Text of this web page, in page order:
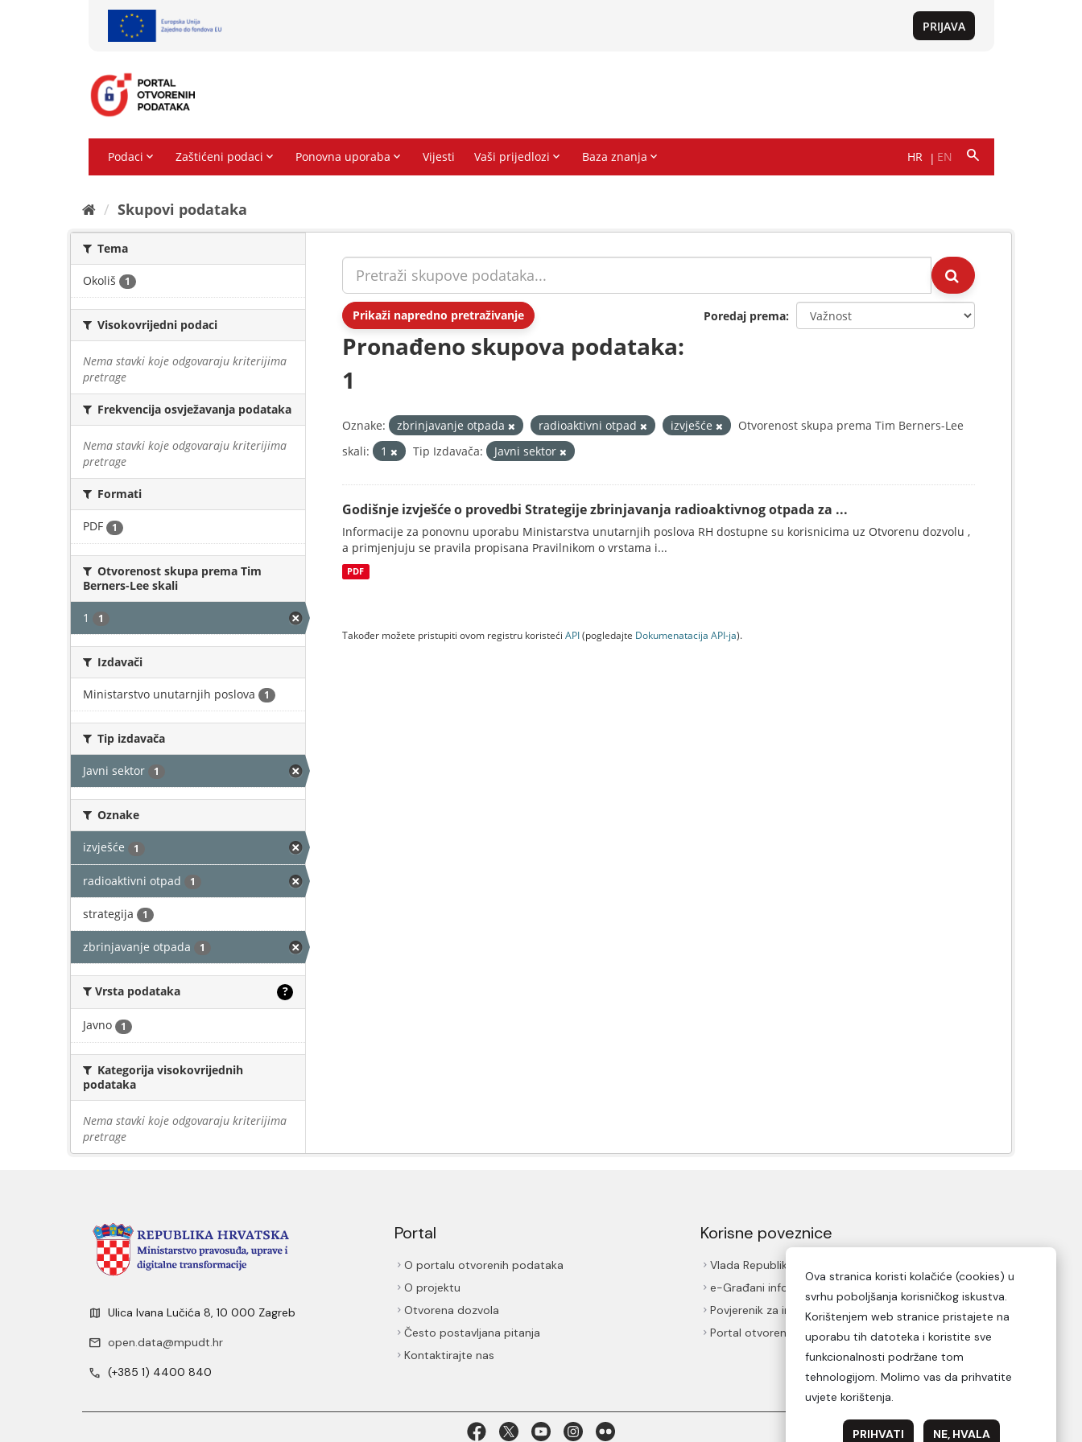
Skupovi podаtаkа
Tema
Okoliš 1
Visokovrijedni podaci
Nema stavki koje odgovaraju kriterijima
pretrage
Frekvencija osvježavanja podataka
Nema stavki koje odgovaraju kriterijima
pretrage
Formati
PDF 1
Otvorenost skupa prema Tim
Berners-Lee skali
1 1
Izdavači
Ministarstvo unutarnjih poslova 1
Tip izdavača
Javni sektor 1
Oznake
izvješće 1
radioaktivni otpad 1
strategija 1
zbrinjavanje otpada 1
Vrsta podataka ?
Javno 1
Kategorija visokovrijednih
podataka
Nema stavki koje odgovaraju kriterijima
pretrage
Prikaži napredno pretraživanje Poredaj prema
Pronađeno skupova podataka:
1
Oznake: zbrinjavanje otpada radioaktivni otpad izvješće
Otvorenost skupa prema Tim Berners-Lee
skali:
1 Tip Izdavača: Javni sektor
Godišnje izvješće o provedbi Strategije zbrinjavanja radioaktivnog otpada za ...
Informacije za ponovnu uporabu Ministarstva unutarnjih poslova RH dostupne su korisnicima uz Otvorenu dozvolu ,
a primjenjuju se pravila propisana Pravilnikom o vrstama i...
PDF
Također možete pristupiti ovom registru koristeći API(pogledajte Dokumenаtаcijа API-jа).